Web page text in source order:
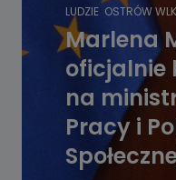
LUDZIE OSTRÓW
Marlena
oficjalnie
na
Pracy i